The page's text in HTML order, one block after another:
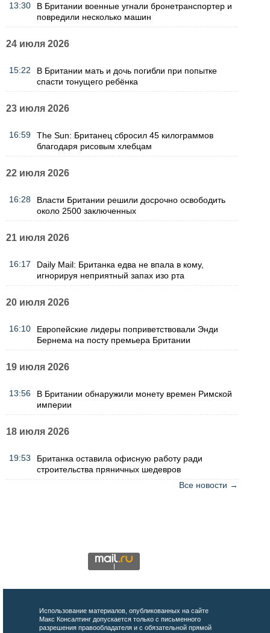
13:30
В Британии военные угнали бронетранспортер и
повредили несколько машин
24 июля 2026
15:22
В Британии мать и дочь погибли при попытке
спасти тонущего ребёнка
23 июля 2026
16:59
The Sun: Британец сбросил 45 килограммов
благодаря рисовым хлебцам
22 июля 2026
16:28
Власти Британии решили досрочно освободить
около 2500 заключенных
21 июля 2026
16:17
Daily Mail: Британка едва не впала в кому,
игнорируя неприятный запах изо рта
20 июля 2026
16:10
Европейские лидеры поприветствовали Энди
Бернема на посту премьера Британии
19 июля 2026
13:56
В Британии обнаружили монету времен Римской
империи
18 июля 2026
19:53
Британка оставила офисную работу ради
строительства пряничных шедевров
Все новости →
Использование материалов, опубликованных на сайте
Макс Консалтинг допускается только с письменного
разрешения правообладателя и с обязательной прямой